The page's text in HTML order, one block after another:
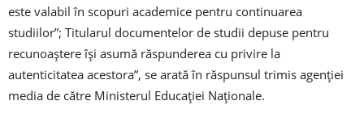
este valabil în scopuri academice pentru continuarea
studiilor”; Titularul documentelor de studii depuse pentru
recunoaştere îşi asumă răspunderea cu privire la
autenticitatea acestora”, se arată în răspunsul trimis agenției
media de către Ministerul Educaţiei Naţionale.